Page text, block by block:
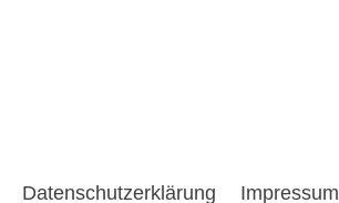
Datenschutzerklärung Impressum